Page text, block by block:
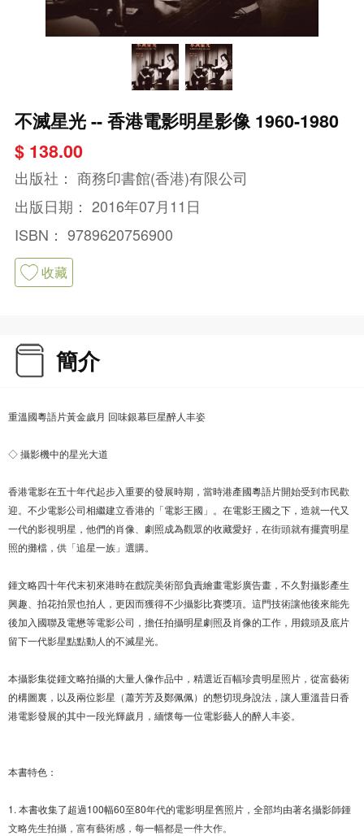
不滅星光 -- 香港電影明星影像 1960-1980
$ 138.00
出版社： 商務印書館(香港)有限公司
出版日期： 2016年07月11日
ISBN： 9789620756900
收藏
簡介
重溫國粵語片黃金歲月 回味銀幕巨星醉人丰姿
◇ 攝影機中的星光大道
香港電影在五十年代起步入重要的發展時期，當時港產國粵語片開始受到市民歡
迎。不少電影公司相繼建立香港的「電影王國」。在電影王國之下，造就一代又
一代的影視明星，他們的肖像、劇照成為觀眾的收藏愛好，在街頭就有擺賣明星
照的攤檔，供「追星一族」選購。
鍾文略四十年代末初來港時在戲院美術部負責繪畫電影廣告畫，不久對攝影產生
興趣、拍花拍景也拍人，更因而獲得不少攝影比賽獎項。這門技術讓他後來能先
後加入國聯及電懋等電影公司，擔任拍攝明星劇照及肖像的工作，用鏡頭及底片
留下一代影星點點動人的不滅星光。
本攝影集從鍾文略拍攝的大量人像作品中，精選近百幅珍貴明星照片，從富藝術
的構圖裏，以及兩位影星（蕭芳芳及鄭佩佩）的懇切現身說法，讓人重溫昔日香
港電影發展的其中一段光輝歲月，緬懷每一位電影藝人的醉人丰姿。
本書特色：
1. 本書收集了超過100幅60至80年代的電影明星舊照片，全部均由著名攝影師鍾
文略先生拍攝，富有藝術感，每一幅都是一件大作。